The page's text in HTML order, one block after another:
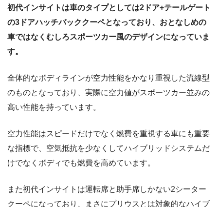
初代インサイトは車のタイプとしては2ドア+テールゲート
の3ドアハッチバッククーペとなっており、おとなしめの
車ではなくむしろスポーツカー風のデザインになっていま
す。
全体的なボディラインが空力性能をかなり重視した流線型
のものとなっており、実際に空力値がスポーツカー並みの
高い性能を持っています。
空力性能はスピードだけでなく燃費を重視する車にも重要
な指標で、空気抵抗を少なくしてハイブリッドシステムだ
けでなくボディでも燃費を高めています。
また初代インサイトは運転席と助手席しかない2シーター
クーペになっており、まさにプリウスとは対象的なハイブ